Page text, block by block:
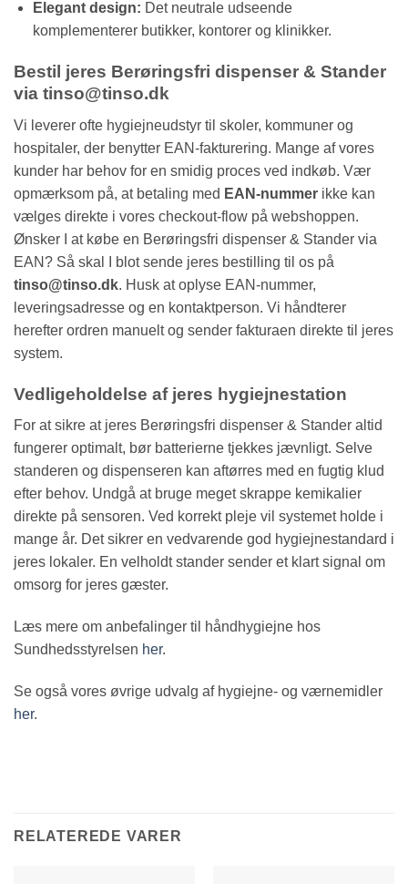
Elegant design: Det neutrale udseende
komplementerer butikker, kontorer og klinikker.
Bestil jeres Berøringsfri dispenser & Stander
via tinso@tinso.dk
Vi leverer ofte hygiejneudstyr til skoler, kommuner og
hospitaler, der benytter EAN-fakturering. Mange af vores
kunder har behov for en smidig proces ved indkøb. Vær
opmærksom på, at betaling med EAN-nummer ikke kan
vælges direkte i vores checkout-flow på webshoppen.
Ønsker I at købe en Berøringsfri dispenser & Stander via
EAN? Så skal I blot sende jeres bestilling til os på
tinso@tinso.dk. Husk at oplyse EAN-nummer,
leveringsadresse og en kontaktperson. Vi håndterer
herefter ordren manuelt og sender fakturaen direkte til jeres
system.
Vedligeholdelse af jeres hygiejnestation
For at sikre at jeres Berøringsfri dispenser & Stander altid
fungerer optimalt, bør batterierne tjekkes jævnligt. Selve
standeren og dispenseren kan aftørres med en fugtig klud
efter behov. Undgå at bruge meget skrappe kemikalier
direkte på sensoren. Ved korrekt pleje vil systemet holde i
mange år. Det sikrer en vedvarende god hygiejnestandard i
jeres lokaler. En velholdt stander sender et klart signal om
omsorg for jeres gæster.
Læs mere om anbefalinger til håndhygiejne hos
Sundhedsstyrelsen her.
Se også vores øvrige udvalg af hygiejne- og værnemidler
her.
RELATEREDE VARER